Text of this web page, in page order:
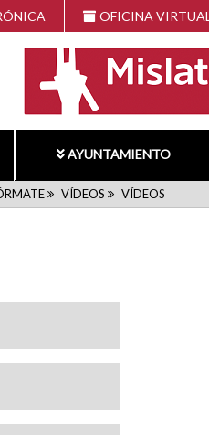
OFICINA
AYUNTAMIENTO
VÍDEOS VÍDEOS